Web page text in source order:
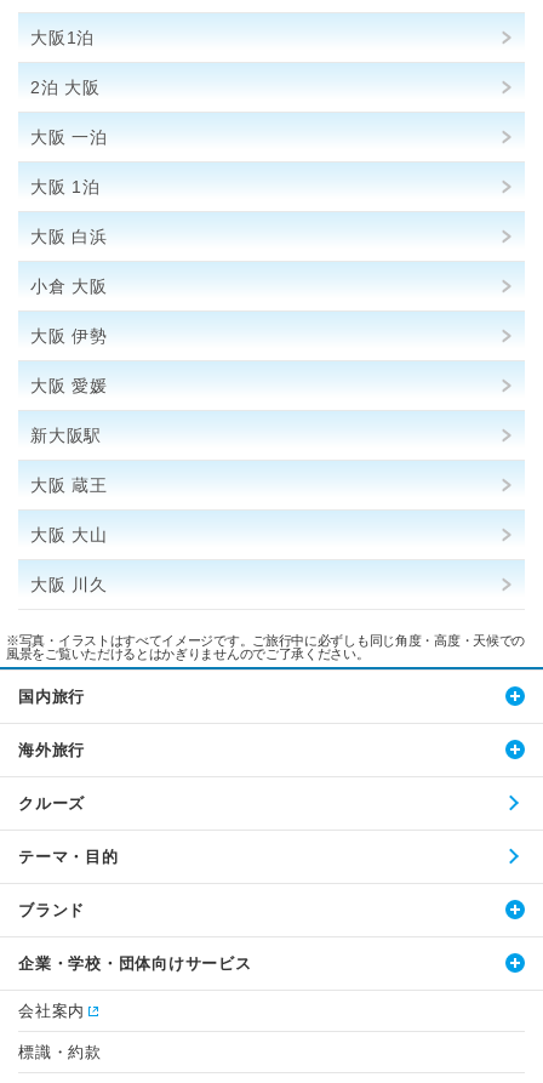
大阪1泊
2泊 大阪
大阪 一泊
大阪 1泊
大阪 白浜
小倉 大阪
大阪 伊勢
大阪 愛媛
新大阪駅
大阪 蔵王
大阪 大山
大阪 川久
※写真・イラストはすべてイメージです。ご旅行中に必ずしも同じ角度・高度・天候での
風景をご覧いただけるとはかぎりませんのでご了承ください。
国内旅行
海外旅行
クルーズ
テーマ・目的
ブランド
企業・学校・団体向けサービス
会社案内
標識・約款